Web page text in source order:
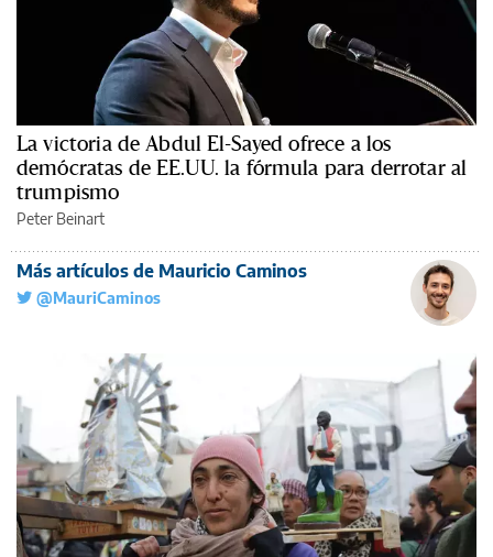
La victoria de Abdul El-Sayed ofrece a los
demócratas de EE.UU. la fórmula para derrotar al
trumpismo
Peter Beinart
Más artículos de Mauricio Caminos
@MauriCaminos